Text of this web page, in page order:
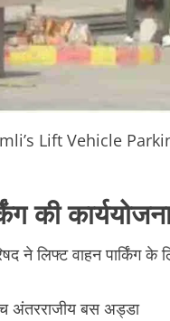
Lift Vehicle
की
ने लिफ्ट वाहन पार्किंग के
अंतरराजीय बस अड्डा